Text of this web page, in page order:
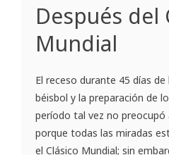
Después del
Mundial
El receso durante 45 días
béisbol y la preparación de
período tal vez no preocupó
porque todas las miradas
el Clásico Mundial; sin